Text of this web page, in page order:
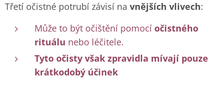
Třetí očistné potrubí závisí na vnějších vlivech:
Může to být očištění pomocí očistného
rituálu nebo léčitele.
Tyto očisty však zpravidla mívají pouze
krátkodobý účinek